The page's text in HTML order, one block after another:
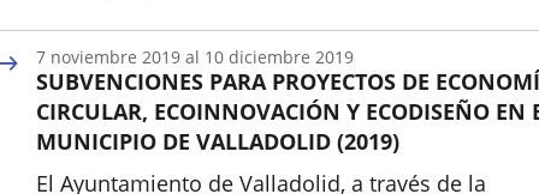
Inicio
SUBVENCIONES PARA PROYECTOS DE
CIRCULAR, ECOINNOVACIÓN Y ECODISEÑO EN
MUNICIPIO DE VALLADOLID (2019)
El Ayuntamiento de Valladolid, a través de la
7 noviembre 2019 al 10 diciembre 2019